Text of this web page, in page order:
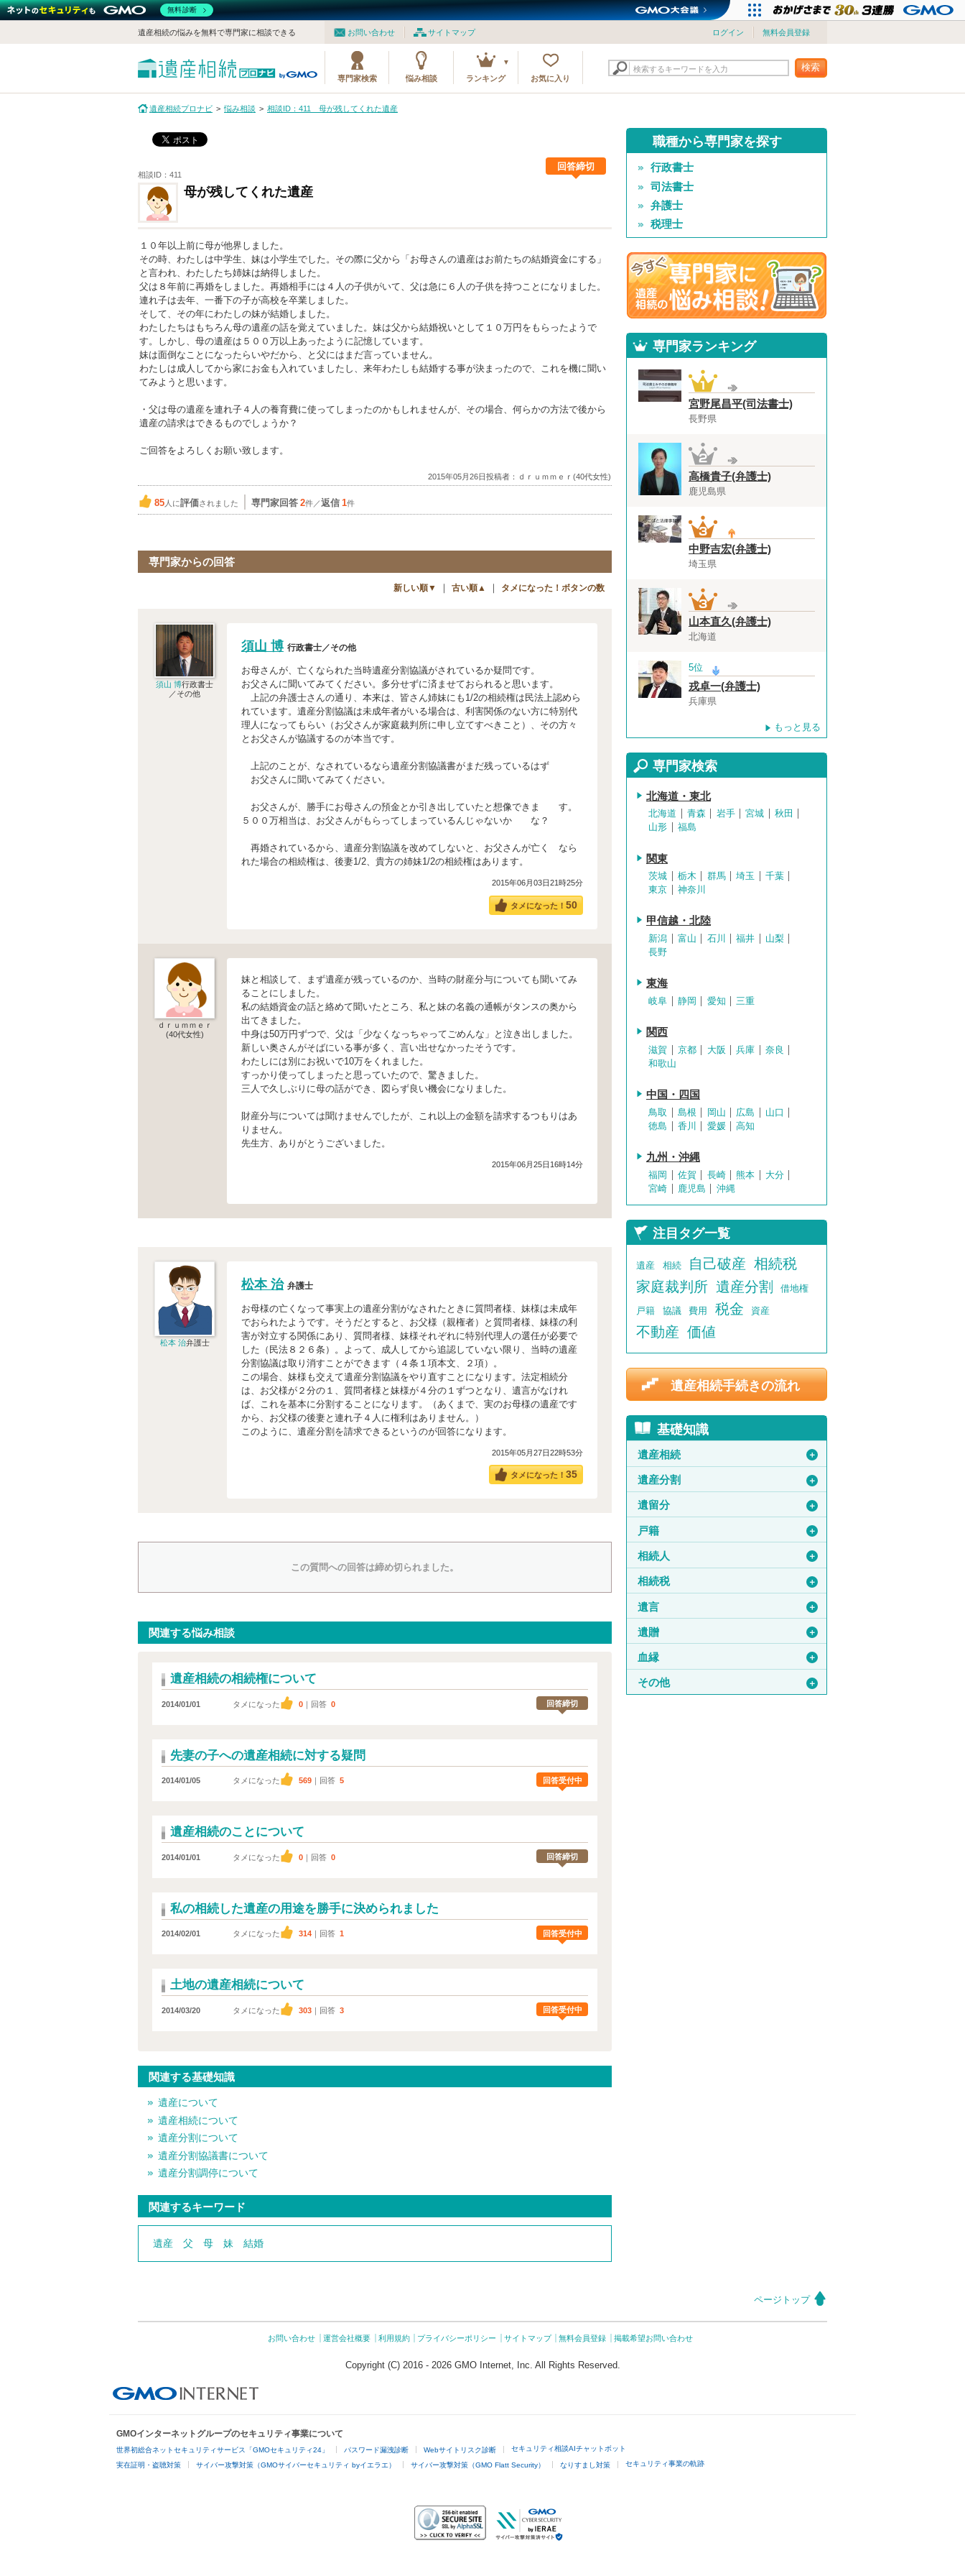
お問い合わせ サイトマップ ログイン 無料会員登録
遺産相続の悩みを無料で専門家に相談できる
専門家検索 悩み相談 ランキング お気に入り
検索するキーワードを入力 検索
遺産相続プロナビ 悩み相談 相談ID：411 母が残してくれた遺産
相談ID：411
回答締切
母が残してくれた遺産
１０年以上前に母が他界しました。
その時、わたしは中学生、妹は小学生でした。その際に父から「お母さんの遺産はお前たちの結婚資金にする」
と言われ、わたしたち姉妹は納得しました。
父は８年前に再婚をしました。再婚相手には４人の子供がいて、父は急に６人の子供を持つことになりました。
連れ子は去年、一番下の子が高校を卒業しました。
そして、その年にわたしの妹が結婚しました。
わたしたちはもちろん母の遺産の話を覚えていました。妹は父から結婚祝いとして１０万円をもらったようで
す。しかし、母の遺産は５００万以上あったように記憶しています。
妹は面倒なことになったらいやだから、と父にはまだ言っていません。
わたしは成人してから家にお金も入れていましたし、来年わたしも結婚する事が決まったので、これを機に聞い
てみようと思います。
・父は母の遺産を連れ子４人の養育費に使ってしまったのかもしれませんが、その場合、何らかの方法で後から
遺産の請求はできるものでしょうか？
ご回答をよろしくお願い致します。
2015年05月26日投稿者：ｄｒｕｍｍｅｒ(40代女性)
85 人に評価されました 専門家回答 2件／返信 1件
専門家からの回答
新しい順▼ ｜ 古い順▲ ｜ タメになった！ボタンの数
須山 博行政書士
／その他
須山 博 行政書士／その他
お母さんが、亡くなられた当時遺産分割協議がされているか疑問です。
お父さんに聞いてみてください。多分せずに済ませておられると思います。
上記の弁護士さんの通り、本来は、皆さん姉妹にも1/2の相続権は民法上認めら
れています。遺産分割協議は未成年者がいる場合は、利害関係のない方に特別代
理人になってもらい（お父さんが家庭裁判所に申し立てすべきこと）、その方々
とお父さんが協議するのが本当です。
上記のことが、なされているなら遺産分割協議書がまだ残っているはず
お父さんに聞いてみてください。
お父さんが、勝手にお母さんの預金とか引き出していたと想像できま す。
５００万相当は、お父さんがもらってしまっているんじゃないか な？
再婚されているから、遺産分割協議を改めてしないと、お父さんが亡く なら
れた場合の相続権は、後妻1/2、貴方の姉妹1/2の相続権はあります。
2015年06月03日21時25分
タメになった！50
ｄｒｕｍｍｅｒ
(40代女性)
妹と相談して、まず遺産が残っているのか、当時の財産分与についても聞いてみ
ることにしました。
私の結婚資金の話と絡めて聞いたところ、私と妹の名義の通帳がタンスの奥から
出てきました。
中身は50万円ずつで、父は「少なくなっちゃってごめんな」と泣き出しました。
新しい奥さんがそばにいる事が多く、言い出せなかったそうです。
わたしには別にお祝いで10万をくれました。
すっかり使ってしまったと思っていたので、驚きました。
三人で久しぶりに母の話ができ、図らず良い機会になりました。
財産分与については聞けませんでしたが、これ以上の金額を請求するつもりはあ
りません。
先生方、ありがとうございました。
2015年06月25日16時14分
松本 治弁護士
松本 治 弁護士
お母様の亡くなって事実上の遺産分割がなされたときに質問者様、妹様は未成年
でおられたようです。そうだとすると、お父様（親権者）と質問者様、妹様の利
害が対立する関係にあり、質問者様、妹様それぞれに特別代理人の選任が必要で
した（民法８２６条）。よって、成人してから追認していない限り、当時の遺産
分割協議は取り消すことができます（４条１項本文、２項）。
この場合、妹様も交えて遺産分割協議をやり直すことになります。法定相続分
は、お父様が２分の１、質問者様と妹様が４分の１ずつとなり、遺言がなけれ
ば、これを基本に分割することになります。（あくまで、実のお母様の遺産です
から、お父様の後妻と連れ子４人に権利はありません。）
このように、遺産分割を請求できるというのが回答になります。
2015年05月27日22時53分
タメになった！35
この質問への回答は締め切られました。
関連する悩み相談
遺産相続の相続権について
2014/01/01 タメになった 0 ｜回答 0 回答締切
先妻の子への遺産相続に対する疑問
2014/01/05 タメになった 569 ｜回答 5 回答受付中
遺産相続のことについて
2014/01/01 タメになった 0 ｜回答 0 回答締切
私の相続した遺産の用途を勝手に決められました
2014/02/01 タメになった 314 ｜回答 1 回答受付中
土地の遺産相続について
2014/03/20 タメになった 303 ｜回答 3 回答受付中
関連する基礎知識
遺産について
遺産相続について
遺産分割について
遺産分割協議書について
遺産分割調停について
関連するキーワード
遺産 父 母 妹 結婚
職種から専門家を探す
行政書士
司法書士
弁護士
税理士
専門家ランキング
宮野尾昌平(司法書士)
長野県
高橋貴子(弁護士)
鹿児島県
中野吉宏(弁護士)
埼玉県
山本直久(弁護士)
北海道
5位
戎卓一(弁護士)
兵庫県
もっと見る
専門家検索
北海道・東北
北海道 青森 岩手 宮城
秋田
山形
福島
関東
茨城 栃木 群馬 埼玉
千葉
東京
神奈川
甲信越・北陸
新潟 富山 石川 福井
山梨
長野
東海
岐阜 静岡 愛知 三重
関西
滋賀 京都 大阪 兵庫
奈良
和歌山
中国・四国
鳥取 島根 岡山 広島
山口
徳島
香川 愛媛 高知
九州・沖縄
福岡 佐賀 長崎 熊本
大分
宮崎
鹿児島 沖縄
注目タグ一覧
遺産 相続 自己破産 相続税
家庭裁判所 遺産分割 借地権
戸籍 協議 費用 税金 資産
不動産 価値
遺産相続手続きの流れ
基礎知識
遺産相続 ＋
遺産分割 ＋
遺留分 ＋
戸籍 ＋
相続人 ＋
相続税 ＋
遺言 ＋
遺贈 ＋
血縁 ＋
その他 ＋
ページトップ
お問い合わせ 運営会社概要 利用規約 プライバシーポリシー サイトマップ 無料会員登録 掲載希望お問い合わせ
Copyright (C) 2016 - 2026 GMO Internet, Inc. All Rights Reserved.
GMOインターネットグループのセキュリティ事業について
世界初総合ネットセキュリティサービス「GMOセキュリティ24」 パスワード漏洩診断 Webサイトリスク診断 セキュリティ相談AIチャットボット
実在証明・盗聴対策 サイバー攻撃対策（GMOサイバーセキュリティ byイエラエ） サイバー攻撃対策（GMO Flatt Security） なりすまし対策 セキュリティ事業の軌跡
無料診断